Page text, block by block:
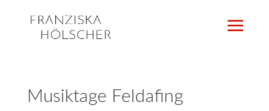
Musiktage Feldafing